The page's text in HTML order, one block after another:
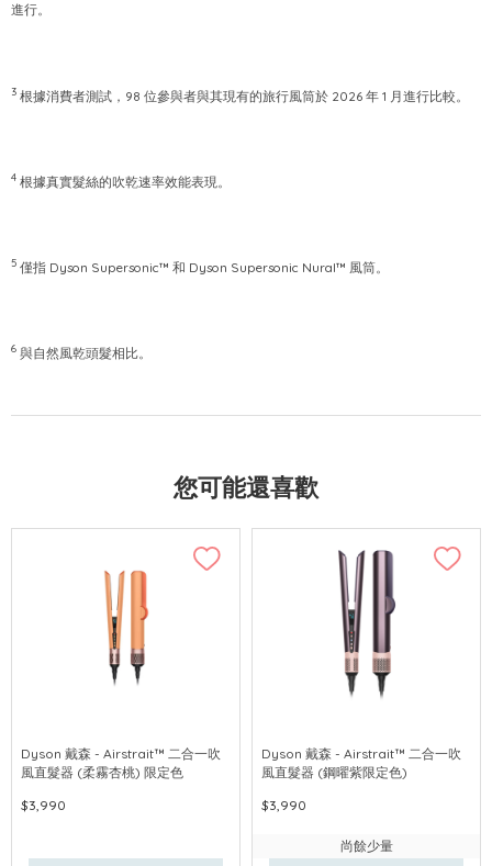
進行。
3 根據消費者測試，98 位參與者與其現有的旅行風筒於 2026 年 1 月進行比較。
4 根據真實髮絲的吹乾速率效能表現。
5 僅指 Dyson Supersonic™ 和 Dyson Supersonic Nural™ 風筒。
6 與自然風乾頭髮相比。
您可能還喜歡
Dyson 戴森 - Airstrait™ 二合一吹
風直髮器 (柔霧杏桃) 限定色
$3,990
Dyson 戴森 - Airstrait™ 二合一吹
風直髮器 (鋼曜紫限定色)
$3,990
尚餘少量